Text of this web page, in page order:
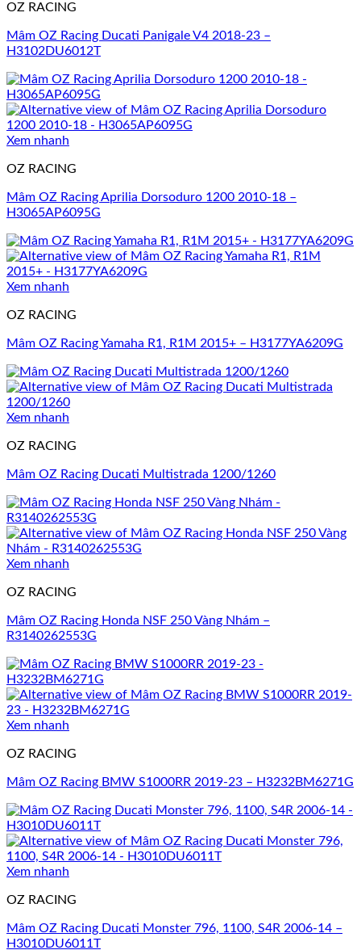
OZ RACING
Mâm OZ Racing Ducati Panigale V4 2018-23 –
H3102DU6012T
Xem nhanh
OZ RACING
Mâm OZ Racing Aprilia Dorsoduro 1200 2010-18 –
H3065AP6095G
Xem nhanh
OZ RACING
Mâm OZ Racing Yamaha R1, R1M 2015+ – H3177YA6209G
Xem nhanh
OZ RACING
Mâm OZ Racing Ducati Multistrada 1200/1260
Xem nhanh
OZ RACING
Mâm OZ Racing Honda NSF 250 Vàng Nhám –
R3140262553G
Xem nhanh
OZ RACING
Mâm OZ Racing BMW S1000RR 2019-23 – H3232BM6271G
Xem nhanh
OZ RACING
Mâm OZ Racing Ducati Monster 796, 1100, S4R 2006-14 –
H3010DU6011T